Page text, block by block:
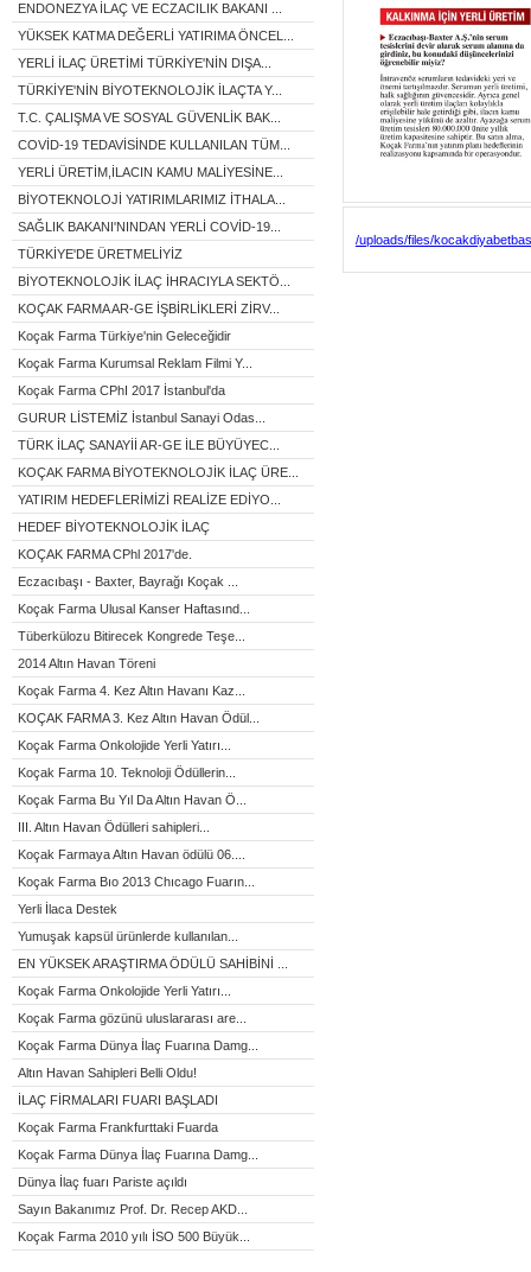
ENDONEZYA İLAÇ VE ECZACILIK BAKANI ...
YÜKSEK KATMA DEĞERLİ YATIRIMA ÖNCEL...
YERLİ İLAÇ ÜRETİMİ TÜRKİYE'NİN DIŞA...
TÜRKİYE'NİN BİYOTEKNOLOJİK İLAÇTA Y...
T.C. ÇALIŞMA VE SOSYAL GÜVENLİK BAK...
COVİD-19 TEDAVİSİNDE KULLANILAN TÜM...
YERLİ ÜRETİM,İLACIN KAMU MALİYESİNE...
BİYOTEKNOLOJİ YATIRIMLARIMIZ İTHALA...
SAĞLIK BAKANI'NINDAN YERLİ COVİD-19...
TÜRKİYE'DE ÜRETMELİYİZ
BİYOTEKNOLOJİK İLAÇ İHRACIYLA SEKTÖ...
KOÇAK FARMA AR-GE İŞBİRLİKLERİ ZİRV...
Koçak Farma Türkiye'nin Geleceğidir
Koçak Farma Kurumsal Reklam Filmi Y...
Koçak Farma CPhI 2017 İstanbul'da
GURUR LİSTEMİZ İstanbul Sanayi Odas...
TÜRK İLAÇ SANAYİİ AR-GE İLE BÜYÜYEC...
KOÇAK FARMA BİYOTEKNOLOJİK İLAÇ ÜRE...
YATIRIM HEDEFLERİMİZİ REALİZE EDİYO...
HEDEF BİYOTEKNOLOJİK İLAÇ
KOÇAK FARMA CPhl 2017'de.
Eczacıbaşı - Baxter, Bayrağı Koçak ...
Koçak Farma Ulusal Kanser Haftasınd...
Tüberkülozu Bitirecek Kongrede Teşe...
2014 Altın Havan Töreni
Koçak Farma 4. Kez Altın Havanı Kaz...
KOÇAK FARMA 3. Kez Altın Havan Ödül...
Koçak Farma Onkolojide Yerli Yatırı...
Koçak Farma 10. Teknoloji Ödüllerin...
Koçak Farma Bu Yıl Da Altın Havan Ö...
III. Altın Havan Ödülleri sahipleri...
Koçak Farmaya Altın Havan ödülü 06....
Koçak Farma Bıo 2013 Chıcago Fuarın...
Yerli İlaca Destek
Yumuşak kapsül ürünlerde kullanılan...
EN YÜKSEK ARAŞTIRMA ÖDÜLÜ SAHİBİNİ ...
Koçak Farma Onkolojide Yerli Yatırı...
Koçak Farma gözünü uluslararası are...
Koçak Farma Dünya İlaç Fuarına Damg...
Altın Havan Sahipleri Belli Oldu!
İLAÇ FİRMALARI FUARI BAŞLADI
Koçak Farma Frankfurttaki Fuarda
Koçak Farma Dünya İlaç Fuarına Damg...
Dünya İlaç fuarı Pariste açıldı
Sayın Bakanımız Prof. Dr. Recep AKD...
Koçak Farma 2010 yılı İSO 500 Büyük...
/uploads/files/